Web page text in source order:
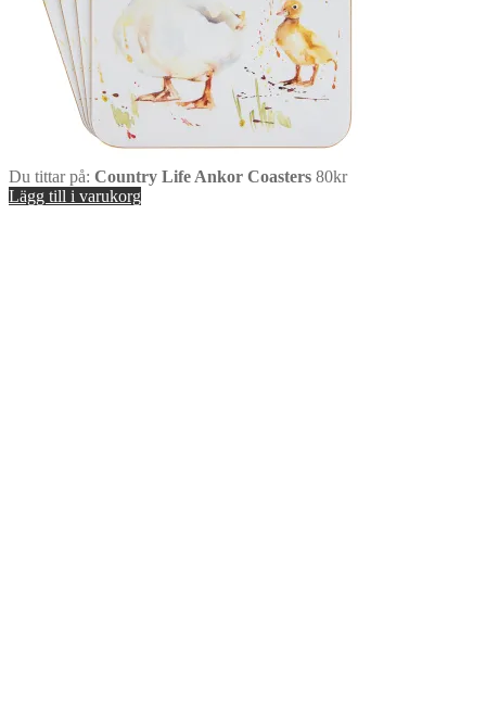
Du tittar på: Country Life Ankor Coasters 80kr
Lägg till i varukorg